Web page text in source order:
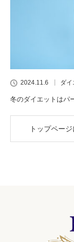
2024.11.6 ダイ
冬のダイエットはパ
トップペー